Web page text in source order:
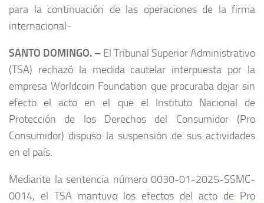
para la continuación de las operaciones de la firma
internacional-
SANTO DOMINGO. – El Tribunal Superior Administrativo
(TSA) rechazó la medida cautelar interpuesta por la
empresa Worldcoin Foundation que procuraba dejar sin
efecto el acto en el que el Instituto Nacional de
Protección de los Derechos del Consumidor (Pro
Consumidor) dispuso la suspensión de sus actividades
en el país.
Mediante la sentencia número 0030-01-2025-SSMC-
0014, el TSA mantuvo los efectos del acto de Pro